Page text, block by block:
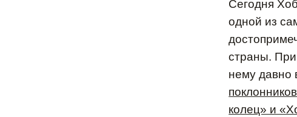
Сегодня
одной из
страны.
нему давно
колец» и